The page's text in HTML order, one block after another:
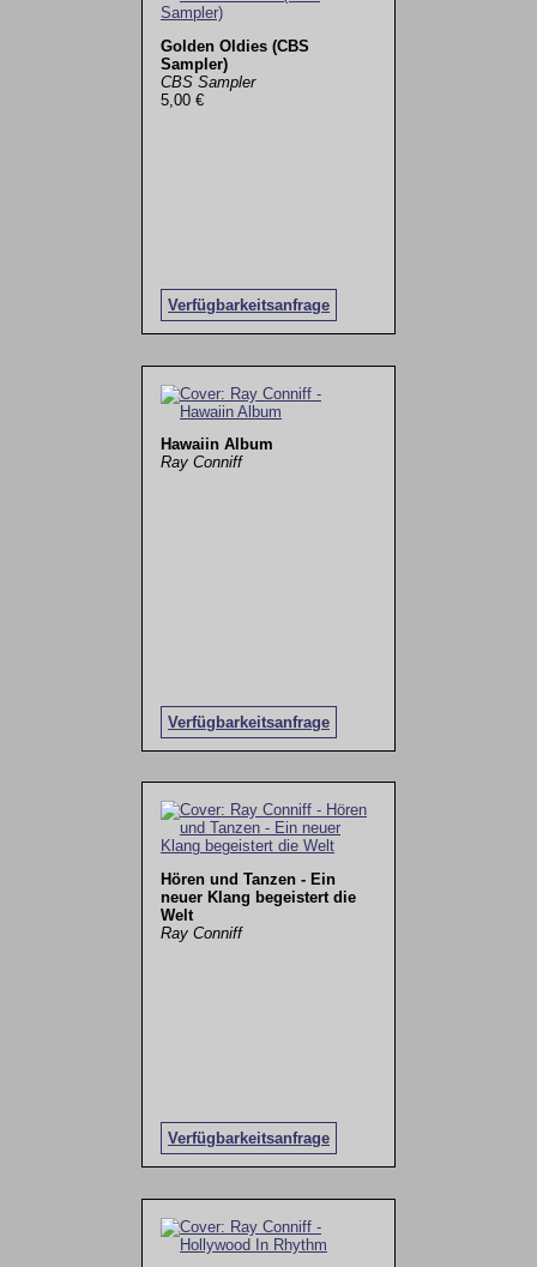
Golden Oldies (CBS
Sampler)
CBS Sampler
5,00 €
Verfügbarkeitsanfrage
Hawaiin Album
Ray Conniff
Verfügbarkeitsanfrage
Hören und Tanzen - Ein
neuer Klang begeistert die
Welt
Ray Conniff
Verfügbarkeitsanfrage